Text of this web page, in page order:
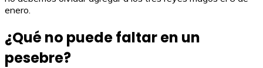
enero.
¿Qué no puede faltar en un
pesebre?